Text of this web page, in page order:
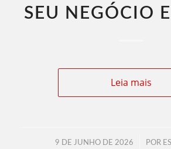
SEU NEGÓCIO
Leia mais
9 DE JUNHO DE 2026
/ POR